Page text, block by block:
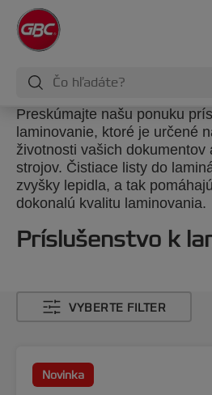
Preskúmajte našu ponuku
laminovanie, ktoré je určené
životnosti vašich dokumentov
strojov. Čistiace listy do
zvyšky lepidla, a tak
dokonalú kvalitu laminovania.
Príslušenstvo k
VYBERTE FILTER
Novinka